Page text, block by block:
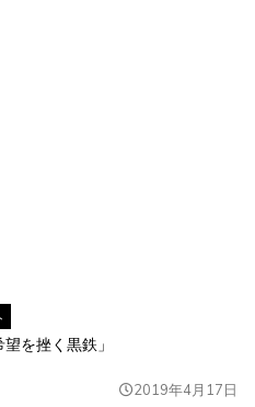
を挫く黒鉄」
2019年4月17日